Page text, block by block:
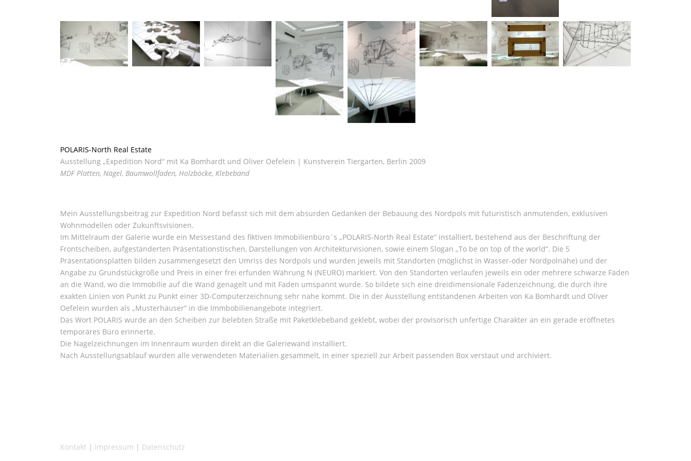
POLARIS-North Real Estate
Ausstellung „Expedition Nord“ mit Ka Bomhardt und Oliver Oefelein | Kunstverein Tiergarten, Berlin 2009
MDF Platten, Nägel, Baumwollfaden, Holzböcke, Klebeband
Mein Ausstellungsbeitrag zur Expedition Nord befasst sich mit dem absurden Gedanken der Bebauung des Nordpols mit futuristisch anmutenden, exklusiven
Wohnmodellen oder Zukunftsvisionen.
Im Mittelraum der Galerie wurde ein Messestand des fiktiven Immobilienbüro`s „POLARIS-North Real Estate“ installiert, bestehend aus der Beschriftung der
Frontscheiben, aufgeständerten Präsentationstischen, Darstellungen von Architekturvisionen, sowie einem Slogan „To be on top of the world“. Die 5
Präsentationsplatten bilden zusammengesetzt den Umriss des Nordpols und wurden jeweils mit Standorten (möglichst in Wasser-oder Nordpolnähe) und der
Angabe zu Grundstückgröße und Preis in einer frei erfunden Währung N (NEURO) markiert. Von den Standorten verlaufen jeweils ein oder mehrere schwarze Fäden
an die Wand, wo die Immobilie auf die Wand genagelt und mit Faden umspannt wurde. So bildete sich eine dreidimensionale Fadenzeichnung, die durch ihre
exakten Linien von Punkt zu Punkt einer 3D-Computerzeichnung sehr nahe kommt. Die in der Ausstellung entstandenen Arbeiten von Ka Bomhardt und Oliver
Oefelein wurden als „Musterhäuser“ in die Immbobilienangebote integriert.
Das Wort POLARIS wurde an den Scheiben zur belebten Straße mit Paketklebeband geklebt, wobei der provisorisch unfertige Charakter an ein gerade eröffnetes
temporäres Büro erinnerte.
Die Nagelzeichnungen im Innenraum wurden direkt an die Galeriewand installiert.
Nach Ausstellungsablauf wurden alle verwendeten Materialien gesammelt, in einer speziell zur Arbeit passenden Box verstaut und archiviert.
Kontakt | Impressum | Datenschutz